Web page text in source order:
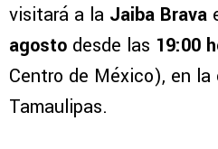
visitará a la Jaiba Brava
agosto desde las 19:00
Centro de México), en
Tamaulipas.